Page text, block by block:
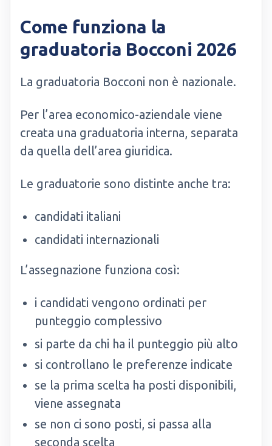
Come funziona la
graduatoria Bocconi 2026
La graduatoria Bocconi non è nazionale.
Per l’area economico-aziendale viene
creata una graduatoria interna, separata
da quella dell’area giuridica.
Le graduatorie sono distinte anche tra:
candidati italiani
candidati internazionali
L’assegnazione funziona così:
i candidati vengono ordinati per
punteggio complessivo
si parte da chi ha il punteggio più alto
si controllano le preferenze indicate
se la prima scelta ha posti disponibili,
viene assegnata
se non ci sono posti, si passa alla
seconda scelta